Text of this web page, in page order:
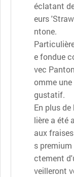
éclatant
eurs
ntone.
e fondue
vec
omme
gustatif.
En plus
lière a été
aux
s premium
ctement
veilleront